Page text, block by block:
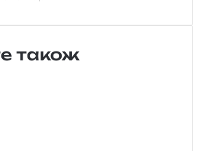
також